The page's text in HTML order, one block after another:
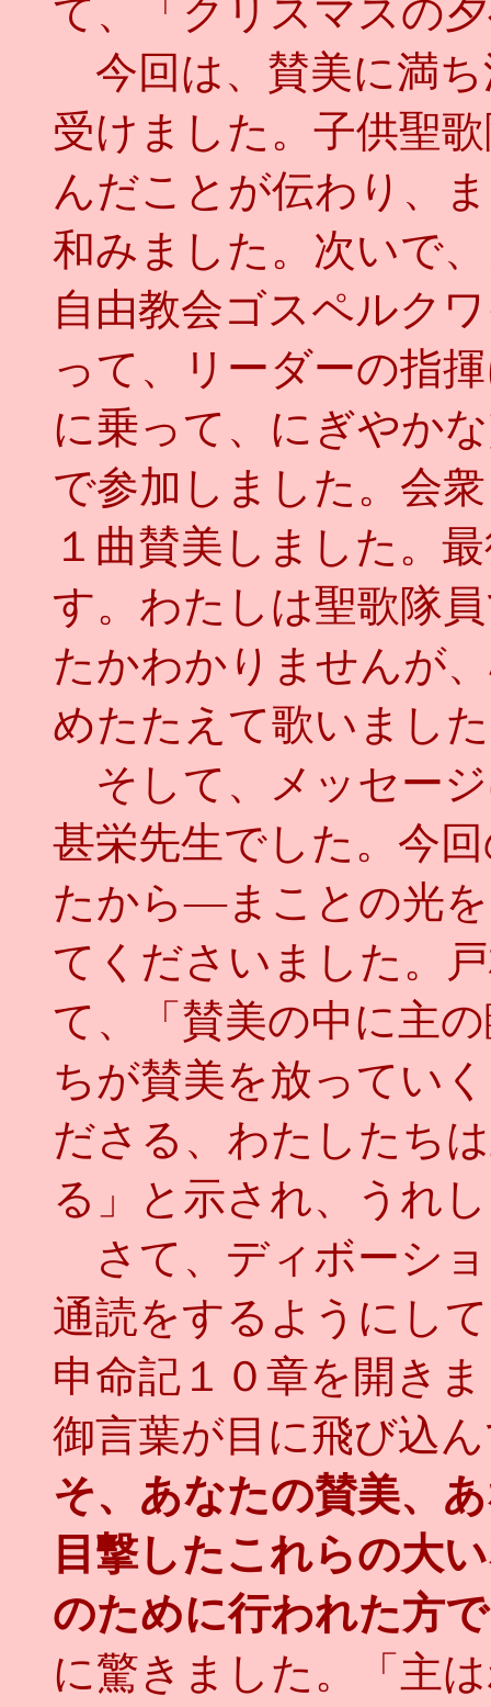
て、「クリスマスの
今回は、賛美に満
受けました。子供聖
んだことが伝わり、
和みました。次いで
自由教会ゴスペルク
って、リーダーの指
に乗って、にぎやか
で参加しました。会
１曲賛美しました。
す。わたしは聖歌隊
たかわかりませんが
めたたえて歌いまし
そして、メッセー
甚栄先生でした。今
たから―まことの光
てくださいました。
て、「賛美の中に主
ちが賛美を放ってい
ださる、わたしたち
る」と示され、うれ
さて、ディボーシ
通読をするようにし
申命記１０章を開き
御言葉が目に飛び込
そ、あなたの賛美、
目撃したこれらの大
のために行われた方
に驚きました。「主